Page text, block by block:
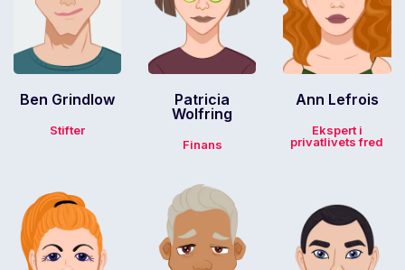
Ben Grindlow
Stifter
Patricia
Wolfring
Finans
Ann Lefrois
Ekspert i
privatlivets fred